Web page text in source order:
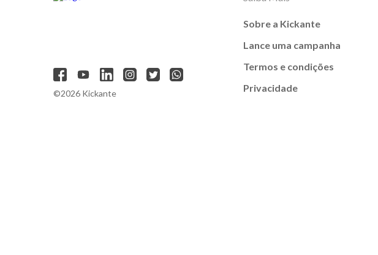
©2026 Kickante
Sobre a Kickante
Lance uma campanha
Termos e condições
Privacidade